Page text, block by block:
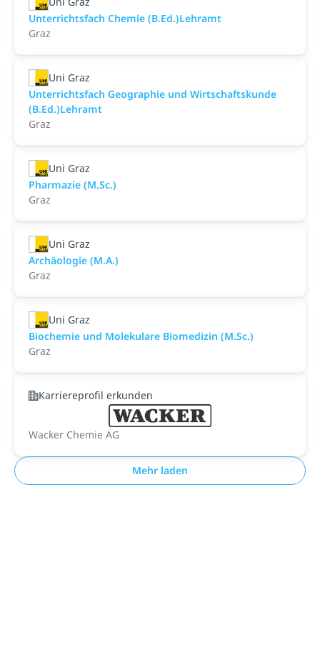
Unterrichtsfach Chemie (B.Ed.)Lehramt
Graz
Uni Graz
Unterrichtsfach Geographie und Wirtschaftskunde
(B.Ed.)Lehramt
Graz
Uni Graz
Pharmazie (M.Sc.)
Graz
Uni Graz
Archäologie (M.A.)
Graz
Uni Graz
Biochemie und Molekulare Biomedizin (M.Sc.)
Graz
Karriereprofil erkunden
Wacker Chemie AG
Mehr laden